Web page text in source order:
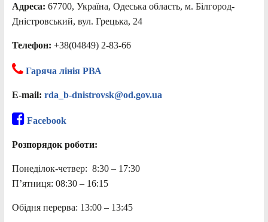
Адреса: 67700, Україна, Одеська область, м. Білгород-
Дністровський, вул. Грецька, 24
Телефон: +38(04849) 2-83-66
Гаряча лінія РВА
E-mail: rda_b-dnistrovsk@od.gov.ua
Facebook
Розпорядок роботи:
Понеділок-четвер: 8:30 – 17:30
П’ятниця: 08:30 – 16:15
Обідня перерва: 13:00 – 13:45